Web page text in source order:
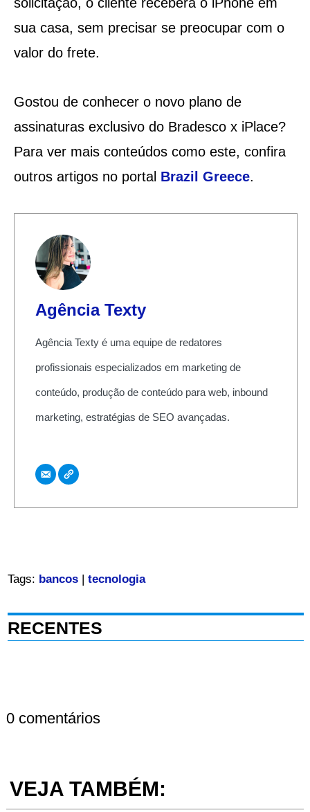
sua casa, sem precisar se preocupar com o
valor do frete.
Gostou de conhecer o novo plano de
assinaturas exclusivo do Bradesco x iPlace?
Para ver mais conteúdos como este, confira
outros artigos no portal Brazil Greece.
Agência Texty
Agência Texty é uma equipe de redatores
profissionais especializados em marketing de
conteúdo, produção de conteúdo para web, inbound
marketing, estratégias de SEO avançadas.
Tags: bancos| tecnologia
RECENTES
0 comentários
VEJA TAMBÉM: